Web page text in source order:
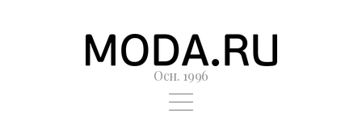
Осн. 1996